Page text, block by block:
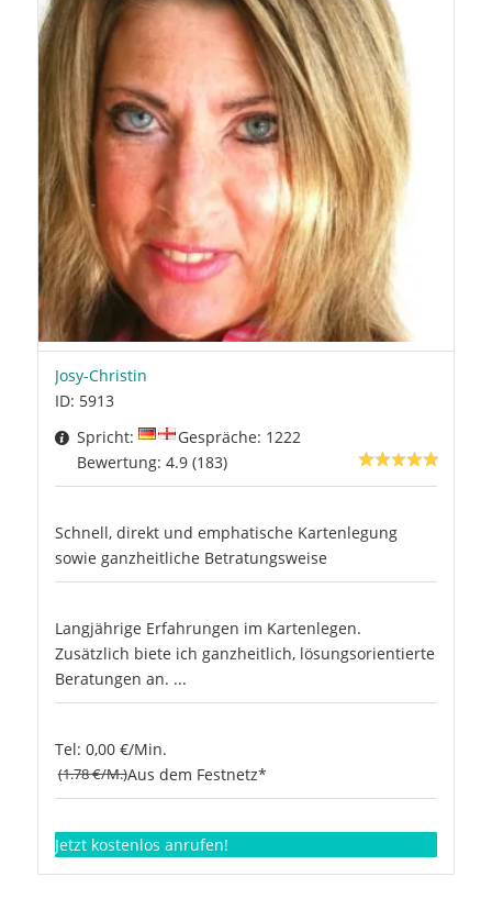
Josy-Christin
ID: 5913
Spricht:
Gespräche: 1222
Bewertung: 4.9 (183)
Schnell, direkt und emphatische Kartenlegung
sowie ganzheitliche Betratungsweise
Langjährige Erfahrungen im Kartenlegen.
Zusätzlich biete ich ganzheitlich, lösungsorientierte
Beratungen an. ...
Tel: 0,00 €/Min.
(1.78 €/M.)Aus dem Festnetz*
Jetzt kostenlos anrufen!